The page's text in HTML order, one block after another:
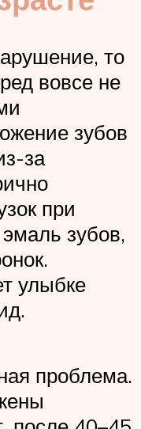
то
вовсе не
зубов
за
при
зубов,
улыбке
проблема.